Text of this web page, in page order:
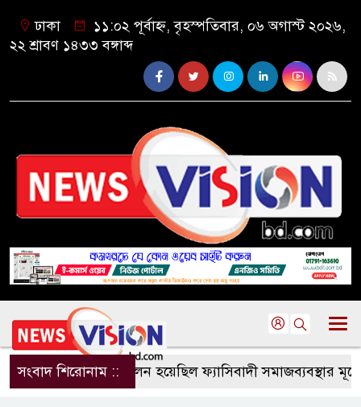
ঢাকা
১১:০২ পূর্বাহ্ন, বৃহস্পতিবার, ০৬ অগাস্ট ২০২৬,
২২ শ্রাবণ ১৪৩৩ বঙ্গাব্দ
সংবাদ শিরোনাম ::
জুলাই আন্দোলন হয়েছিল ফ্যাসিবাদী সমাজব্যবস্থার